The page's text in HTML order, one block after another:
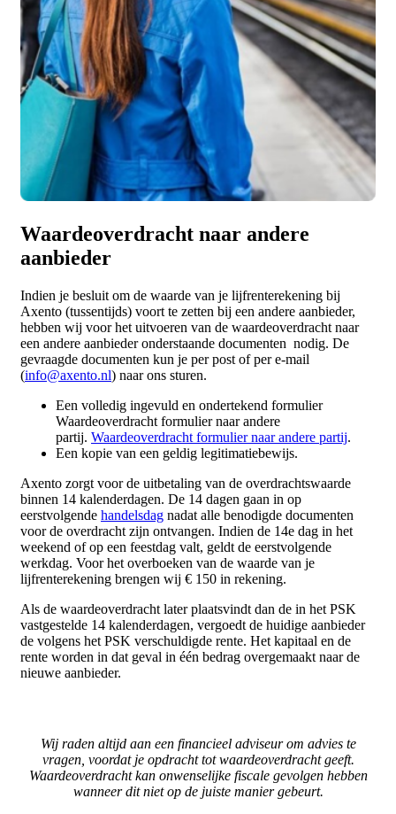
Waardeoverdracht naar andere
aanbieder
Indien je besluit om de waarde van je lijfrenterekening bij
Axento (tussentijds) voort te zetten bij een andere aanbieder,
hebben wij voor het uitvoeren van de waardeoverdracht naar
een andere aanbieder onderstaande documenten nodig. De
gevraagde documenten kun je per post of per e-mail
(info@axento.nl) naar ons sturen.
Een volledig ingevuld en ondertekend formulier
Waardeoverdracht formulier naar andere
partij. Waardeoverdracht formulier naar andere partij.
Een kopie van een geldig legitimatiebewijs.
Axento zorgt voor de uitbetaling van de overdrachtswaarde
binnen 14 kalenderdagen. De 14 dagen gaan in op
eerstvolgende handelsdag nadat alle benodigde documenten
voor de overdracht zijn ontvangen. Indien de 14e dag in het
weekend of op een feestdag valt, geldt de eerstvolgende
werkdag. Voor het overboeken van de waarde van je
lijfrenterekening brengen wij € 150 in rekening.
Als de waardeoverdracht later plaatsvindt dan de in het PSK
vastgestelde 14 kalenderdagen, vergoedt de huidige aanbieder
de volgens het PSK verschuldigde rente. Het kapitaal en de
rente worden in dat geval in één bedrag overgemaakt naar de
nieuwe aanbieder.
Wij raden altijd aan een financieel adviseur om advies te
vragen, voordat je opdracht tot waardeoverdracht geeft.
Waardeoverdracht kan onwenselijke fiscale gevolgen hebben
wanneer dit niet op de juiste manier gebeurt.